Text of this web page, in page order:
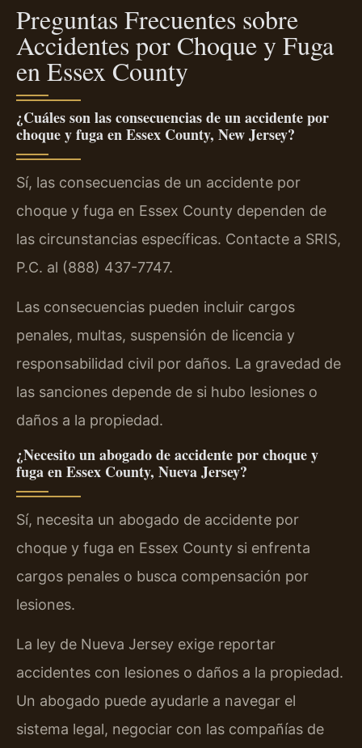
Preguntas Frecuentes sobre
Accidentes por Choque y Fuga
en Essex County
¿Cuáles son las consecuencias de un accidente por
choque y fuga en Essex County, New Jersey?
Sí, las consecuencias de un accidente por
choque y fuga en Essex County dependen de
las circunstancias específicas. Contacte a SRIS,
P.C. al (888) 437-7747.
Las consecuencias pueden incluir cargos
penales, multas, suspensión de licencia y
responsabilidad civil por daños. La gravedad de
las sanciones depende de si hubo lesiones o
daños a la propiedad.
¿Necesito un abogado de accidente por choque y
fuga en Essex County, Nueva Jersey?
Sí, necesita un abogado de accidente por
choque y fuga en Essex County si enfrenta
cargos penales o busca compensación por
lesiones.
La ley de Nueva Jersey exige reportar
accidentes con lesiones o daños a la propiedad.
Un abogado puede ayudarle a navegar el
sistema legal, negociar con las compañías de